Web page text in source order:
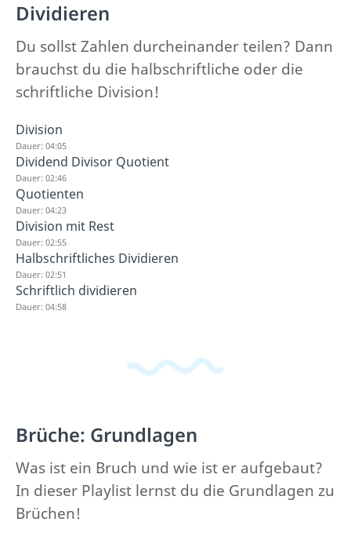
Dividieren
Du sollst Zahlen durcheinander teilen? Dann
brauchst du die halbschriftliche oder die
schriftliche Division!
Division
Dauer: 04:05
Dividend Divisor Quotient
Dauer: 02:46
Quotienten
Dauer: 04:23
Division mit Rest
Dauer: 02:55
Halbschriftliches Dividieren
Dauer: 02:51
Schriftlich dividieren
Dauer: 04:58
Brüche: Grundlagen
Was ist ein Bruch und wie ist er aufgebaut?
In dieser Playlist lernst du die Grundlagen zu
Brüchen!